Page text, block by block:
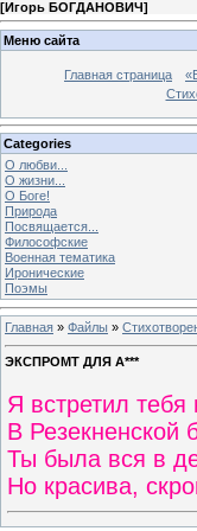
[Игорь БОГДАНОВИЧ]
Меню сайта
Главная страница
Categories
О любви...
О жизни...
О Боге!
Природа
Посвящается...
Философские
Военная тематика
Иронические
Поэмы
Главная » Файлы »
ЭКСПРОМТ ДЛЯ А***
Я встретил тебя
В Резекненской
Ты была вся в
Но красива,